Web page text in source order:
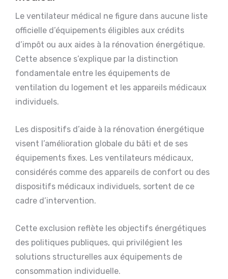
Le ventilateur médical ne figure dans aucune liste
officielle d’équipements éligibles aux crédits
d’impôt ou aux aides à la rénovation énergétique.
Cette absence s’explique par la distinction
fondamentale entre les équipements de
ventilation du logement et les appareils médicaux
individuels.
Les dispositifs d’aide à la rénovation énergétique
visent l’amélioration globale du bâti et de ses
équipements fixes. Les ventilateurs médicaux,
considérés comme des appareils de confort ou des
dispositifs médicaux individuels, sortent de ce
cadre d’intervention.
Cette exclusion reflète les objectifs énergétiques
des politiques publiques, qui privilégient les
solutions structurelles aux équipements de
consommation individuelle.